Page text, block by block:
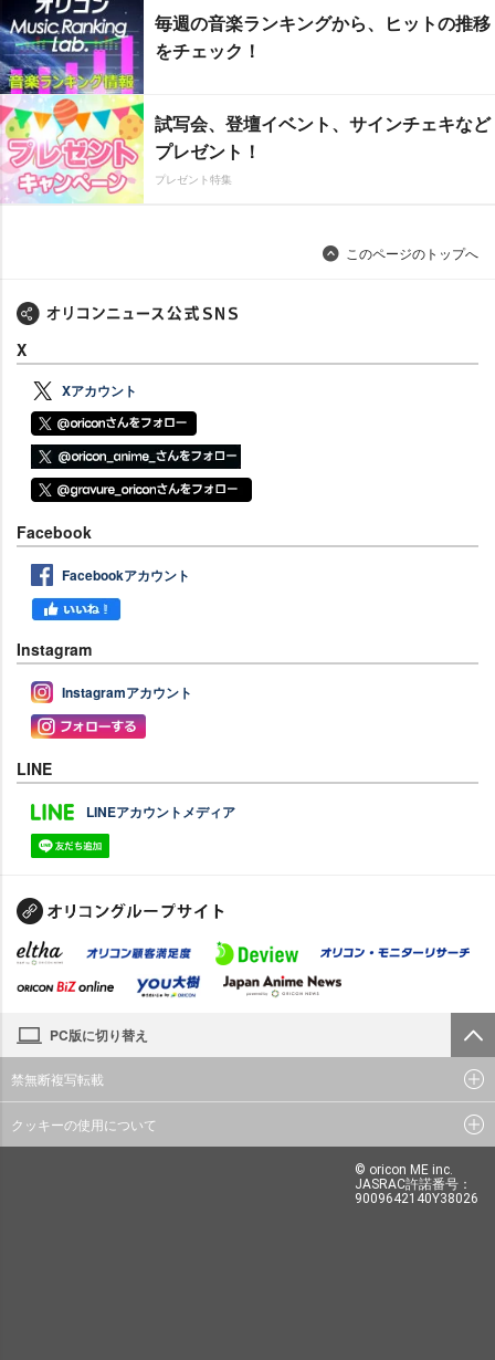
毎週の音楽ランキングから、ヒットの推移
をチェック！
試写会、登壇イベント、サインチェキなど
プレゼント！
プレゼント特集
このページのトップへ
X
Xアカウント
Facebook
Facebookアカウント
Instagram
Instagramアカウント
LINE
LINEアカウントメディア
PC版に切り替え
禁無断複写転載
クッキーの使用について
© oricon ME inc.
JASRAC許諾番号：
9009642140Y38026